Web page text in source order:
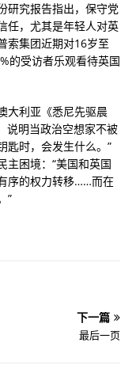
研究报告指出，保守党
任，尤其是年轻人对英
索集团近期对16岁至
的受访者乐观看待英国
大利亚《悉尼先驱晨
说明当政治空想家不被
匙时，会发生什么。”
主困境：“美国和英国
序的权力转移……而在
”
下一篇
最后一页